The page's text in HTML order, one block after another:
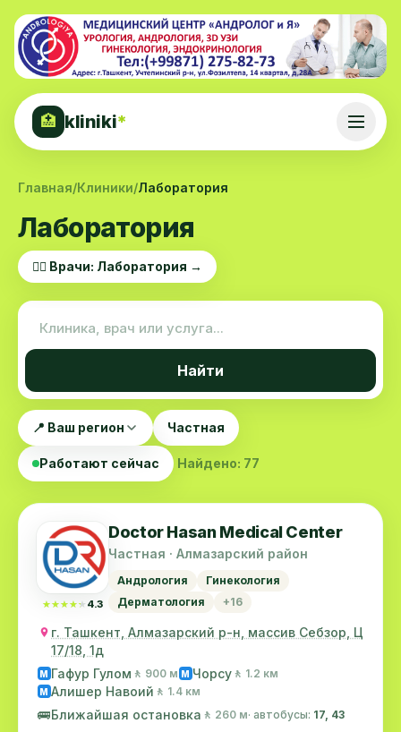
🏥 kliniki*
Главная/Клиники/Лаборатория
Лаборатория
👨‍⚕️ Врачи: Лаборатория →
Найти
📍 Ваш регион Частная
Работают сейчас Найдено: 77
★★★★★
★★★★★ 4.3
Doctor Hasan Medical Center
Частная · Алмазарский район
Андрология
Гинекология
Дерматология
+16
г. Ташкент, Алмазарский р-н, массив Себзор, Ц
17/18, 1д
M Гафур Гулом 🚶 900 м M Чорсу 🚶 1.2 км
M Алишер Навоий 🚶 1.4 км
🚌Ближайшая остановка 🚶 260 м· автобусы: 17, 43